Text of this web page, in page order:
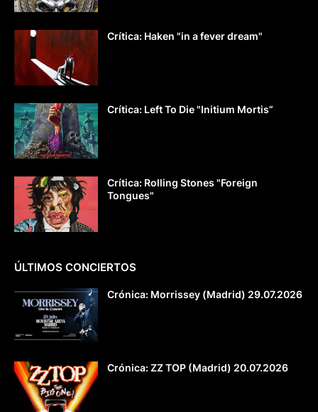
Crítica: Haken "in a fever dream"
Crítica: Left To Die "Initium Mortis”
Crítica: Rolling Stones "Foreign
Tongues"
ÚLTIMOS CONCIERTOS
Crónica: Morrissey (Madrid) 29.07.2026
Crónica: ZZ TOP (Madrid) 20.07.2026